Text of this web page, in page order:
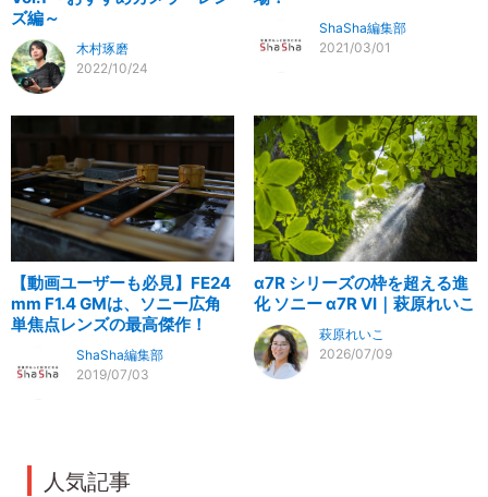
ズ編～
木村琢磨
2022/10/24
ShaSha編集部
2021/03/01
【動画ユーザーも必見】FE24
mm F1.4 GMは、ソニー広角
単焦点レンズの最高傑作！
ShaSha編集部
2019/07/03
α7R シリーズの枠を超える進
化 ソニー α7R VI｜萩原れいこ
萩原れいこ
2026/07/09
人気記事